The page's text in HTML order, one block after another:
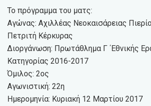
Το πρόγραμμα του ματς:
Αγώνας: Αχιλλέας Νεοκαισάρειας
Πετριτή Κέρκυρας
Διοργάνωση: Πρωτάθλημα Γ ΄Εθνικής
Κατηγορίας 2016-2017
Όμιλος: 2ος
Αγωνιστική: 22η
Ημερομηνία: Κυριακή 12 Μαρτίου 2017